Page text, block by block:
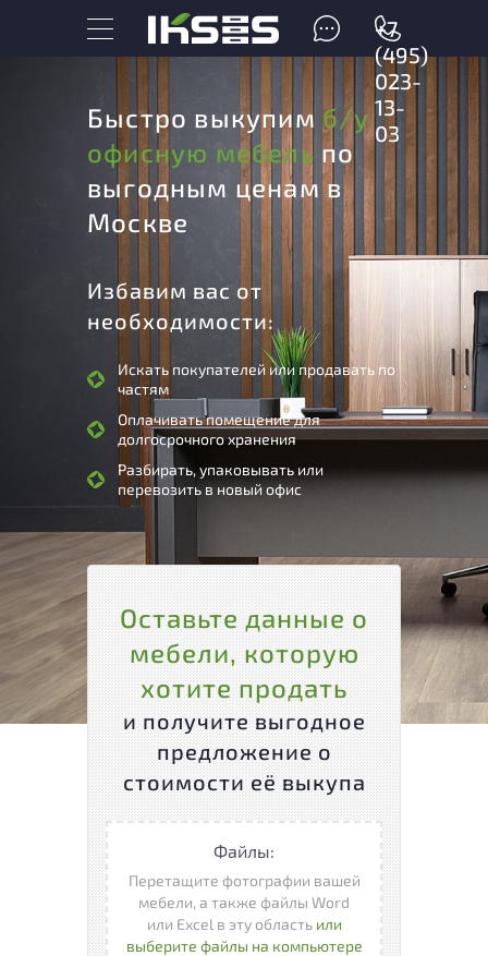
+7
(495)
023-
13-
03
Быстро выкупим б/у
офисную мебель по
выгодным ценам в
Москве
Избавим вас от
необходимости:
Искать покупателей или продавать по
частям
Оплачивать помещение для
долгосрочного хранения
Разбирать, упаковывать или
перевозить в новый офис
Оставьте данные о
мебели, которую
хотите продать
и получите выгодное
предложение о
стоимости её выкупа
Файлы:
Перетащите фотографии вашей
мебели, а также файлы Word
или Excel в эту область или
выберите файлы на компьютере